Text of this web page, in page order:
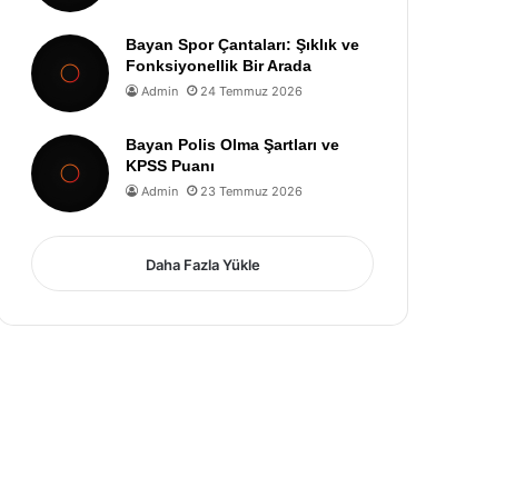
Bayan Spor Çantaları: Şıklık ve
Fonksiyonellik Bir Arada
Admin 24 Temmuz 2026
Bayan Polis Olma Şartları ve
KPSS Puanı
Admin 23 Temmuz 2026
Daha Fazla Yükle